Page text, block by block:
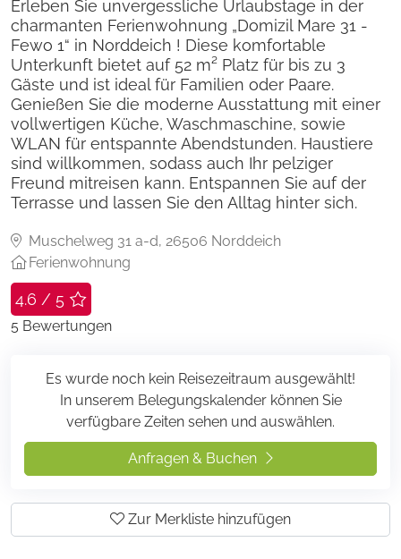
Erleben Sie unvergessliche Urlaubstage in der
charmanten Ferienwohnung „Domizil Mare 31 -
Fewo 1“ in Norddeich ! Diese komfortable
Unterkunft bietet auf 52 m² Platz für bis zu 3
Gäste und ist ideal für Familien oder Paare.
Genießen Sie die moderne Ausstattung mit einer
vollwertigen Küche, Waschmaschine, sowie
WLAN für entspannte Abendstunden. Haustiere
sind willkommen, sodass auch Ihr pelziger
Freund mitreisen kann. Entspannen Sie auf der
Terrasse und lassen Sie den Alltag hinter sich.
Muschelweg 31 a-d, 26506 Norddeich
Ferienwohnung
4.6 / 5
5 Bewertungen
Es wurde noch kein Reisezeitraum ausgewählt!
In unserem Belegungskalender können Sie
verfügbare Zeiten sehen und auswählen.
Anfragen & Buchen
Zur Merkliste hinzufügen